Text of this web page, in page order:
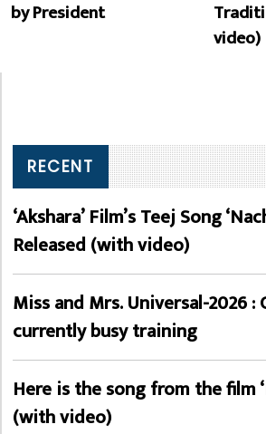
by President
video)
RECENT
‘Akshara’ Film’s Teej Song
Released (with video)
Miss and Mrs. Universal-2026
currently busy training
Here is the song from the film
(with video)